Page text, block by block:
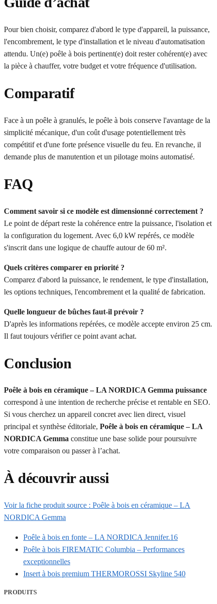
Pour bien choisir, comparez d'abord le type d'appareil, la puissance,
l'encombrement, le type d'installation et le niveau d'automatisation
attendu. Un(e) poêle à bois pertinent(e) doit rester cohérent(e) avec
la pièce à chauffer, votre budget et votre fréquence d'utilisation.
Comparatif
Face à un poêle à granulés, le poêle à bois conserve l'avantage de la
simplicité mécanique, d'un coût d'usage potentiellement très
compétitif et d'une forte présence visuelle du feu. En revanche, il
demande plus de manutention et un pilotage moins automatisé.
FAQ
Comment savoir si ce modèle est dimensionné correctement ?
Le point de départ reste la cohérence entre la puissance, l'isolation et
la configuration du logement. Avec 6,0 kW repérés, ce modèle
s'inscrit dans une logique de chauffe autour de 60 m².
Quels critères comparer en priorité ?
Comparez d'abord la puissance, le rendement, le type d'installation,
les options techniques, l'encombrement et la qualité de fabrication.
Quelle longueur de bûches faut-il prévoir ?
D'après les informations repérées, ce modèle accepte environ 25 cm.
Il faut toujours vérifier ce point avant achat.
Conclusion
Poêle à bois en céramique – LA NORDICA Gemma puissance
correspond à une intention de recherche précise et rentable en SEO.
Si vous cherchez un appareil concret avec lien direct, visuel
principal et synthèse éditoriale, Poêle à bois en céramique – LA
NORDICA Gemma constitue une base solide pour poursuivre
votre comparaison ou passer à l’achat.
À découvrir aussi
Voir la fiche produit source : Poêle à bois en céramique – LA
NORDICA Gemma
Poêle à bois en fonte – LA NORDICA Jennifer.16
Poêle à bois FIREMATIC Columbia – Performances
exceptionnelles
Insert à bois premium THERMOROSSI Skyline 540
PRODUITS